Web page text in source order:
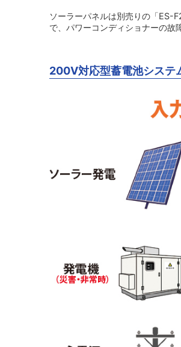
ソーラーパネルは別売りの「ES-
で、パワーコンディショナーの故
200V対応型蓄電池シス